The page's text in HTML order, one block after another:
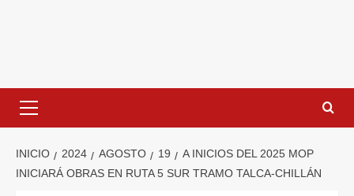
INICIO 2024 AGOSTO 19
A INICIOS DEL 2025 MOP
INICIARÁ OBRAS EN RUTA 5 SUR TRAMO TALCA-CHILLÁN